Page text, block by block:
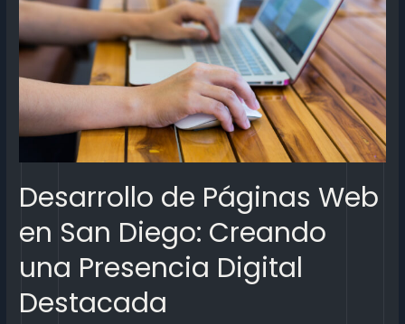
Desarrollo de Páginas Web
en San Diego: Creando
una Presencia Digital
Destacada